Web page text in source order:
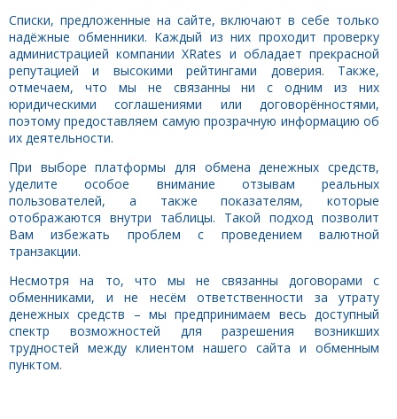
Списки, предложенные на сайте, включают в себе только
надёжные обменники. Каждый из них проходит проверку
администрацией компании XRates и обладает прекрасной
репутацией и высокими рейтингами доверия. Также,
отмечаем, что мы не связанны ни с одним из них
юридическими соглашениями или договорённостями,
поэтому предоставляем самую прозрачную информацию об
их деятельности.
При выборе платформы для обмена денежных средств,
уделите особое внимание отзывам реальных
пользователей, а также показателям, которые
отображаются внутри таблицы. Такой подход позволит
Вам избежать проблем с проведением валютной
транзакции.
Несмотря на то, что мы не связанны договорами с
обменниками, и не несём ответственности за утрату
денежных средств – мы предпринимаем весь доступный
спектр возможностей для разрешения возникших
трудностей между клиентом нашего сайта и обменным
пунктом.